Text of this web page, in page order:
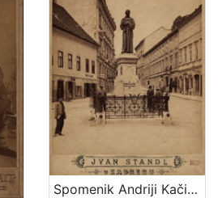
Spomenik Andriji Kačiću Miošiću : Mesnička ulica / Ivan Standl